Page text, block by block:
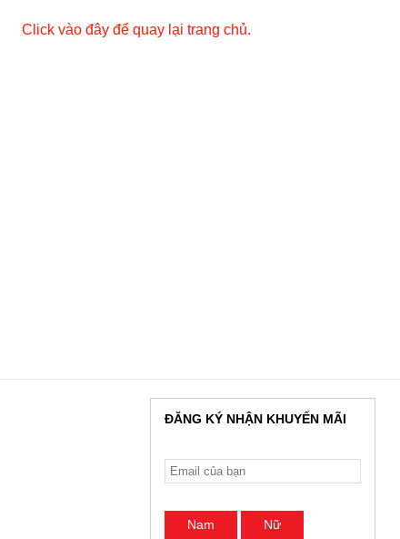
Click vào đây để quay lại trang chủ.
ĐĂNG KÝ NHẬN KHUYẾN MÃI
Nam Nữ